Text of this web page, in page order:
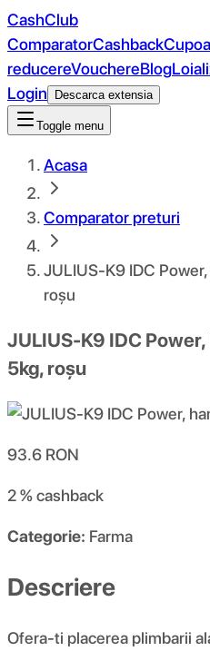
CashClub
ComparatorCashback
reducereVouchereBlog
Login
Descarca extensia
Toggle menu
Acasa
Comparator preturi
JULIUS-K9 IDC
roșu
JULIUS-K9 IDC
5kg, roșu
93.6 RON
2 %cashback
Categorie: Farma
Descriere
Ofera-ti placerea plimbarii